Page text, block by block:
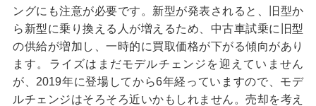
ングにも注意が必要です。新型が発表されると、旧型か
ら新型に乗り換える人が増えるため、中古車試乗に旧型
の供給が増加し、一時的に買取価格が下がる傾向があり
ます。ライズはまだモデルチェンジを迎えていません
が、2019年に登場してから6年経っていますので、モデ
ルチェンジはそろそろ近いかもしれません。売却を考え